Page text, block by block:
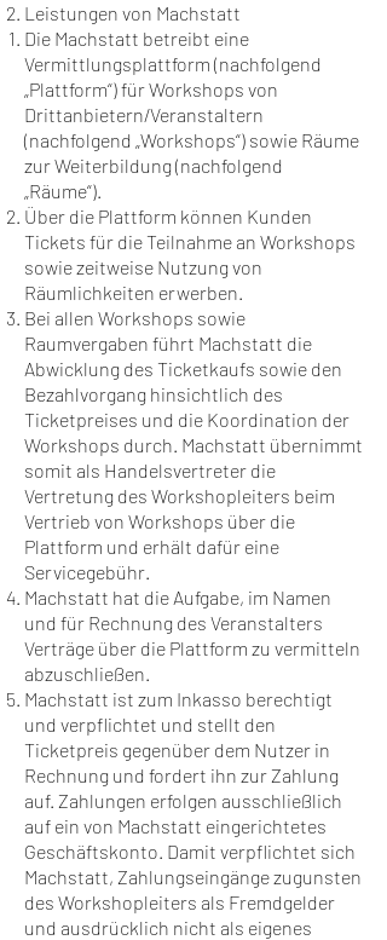
Leistungen von Machstatt
Die Machstatt betreibt eine
Vermittlungsplattform (nachfolgend
„Plattform“) für Workshops von
Drittanbietern/Veranstaltern
(nachfolgend „Workshops“) sowie Räume
zur Weiterbildung (nachfolgend
„Räume“).
Über die Plattform können Kunden
Tickets für die Teilnahme an Workshops
sowie zeitweise Nutzung von
Räumlichkeiten erwerben.
Bei allen Workshops sowie
Raumvergaben führt Machstatt die
Abwicklung des Ticketkaufs sowie den
Bezahlvorgang hinsichtlich des
Ticketpreises und die Koordination der
Workshops durch. Machstatt übernimmt
somit als Handelsvertreter die
Vertretung des Workshopleiters beim
Vertrieb von Workshops über die
Plattform und erhält dafür eine
Servicegebühr.
Machstatt hat die Aufgabe, im Namen
und für Rechnung des Veranstalters
Verträge über die Plattform zu vermitteln
abzuschließen.
Machstatt ist zum Inkasso berechtigt
und verpflichtet und stellt den
Ticketpreis gegenüber dem Nutzer in
Rechnung und fordert ihn zur Zahlung
auf. Zahlungen erfolgen ausschließlich
auf ein von Machstatt eingerichtetes
Geschäftskonto. Damit verpflichtet sich
Machstatt, Zahlungseingänge zugunsten
des Workshopleiters als Fremdgelder
und ausdrücklich nicht als eigenes